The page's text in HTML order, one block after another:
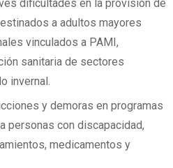
dificultades en la provisión de
a adultos mayores
vinculados a PAMI,
sanitaria de sectores
invernal.
y demoras en programas
personas con discapacidad,
medicamentos y